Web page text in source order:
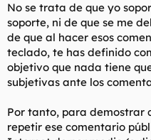
Mira, la señora con cuerpo
veo que entre obesos hay
picado más que no ha
internet.
No se trata de que yo
soporte, ni de que se me
de que al hacer esos
teclado, te has definido
objetivo que nada tiene
subjetivas ante los
Por tanto, para demostrar
repetir ese comentario